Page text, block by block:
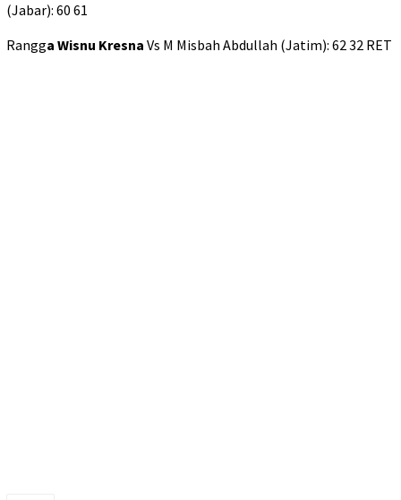
(Jabar): 60 61
Rangga Wisnu Kresna Vs M Misbah Abdullah (Jatim): 62 32 RET